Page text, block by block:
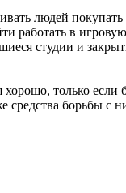
людей покупать
работать в
студии и
хорошо, только
средства борьбы с